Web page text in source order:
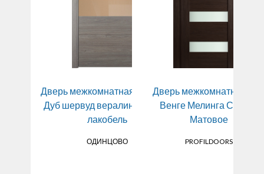
98x Дуб
мателюкс
Дверь межкомнатная Турин 04
Дуб шервуд вералинга, мокко
лакобель
ОДИНЦОВО
Дверь межкомнатная 29X
Венге Мелинга Стекло
Матовое
PROFILDOORS